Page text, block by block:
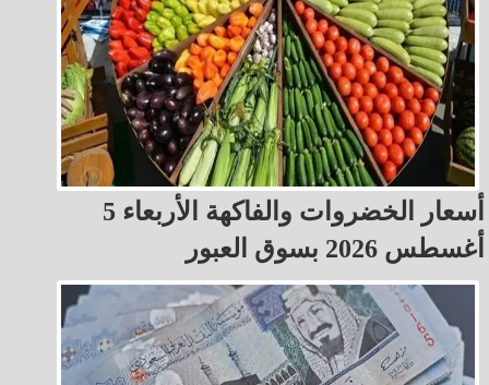
أسعار الخضروات والفاكهة الأربعاء 5
أغسطس 2026 بسوق العبور